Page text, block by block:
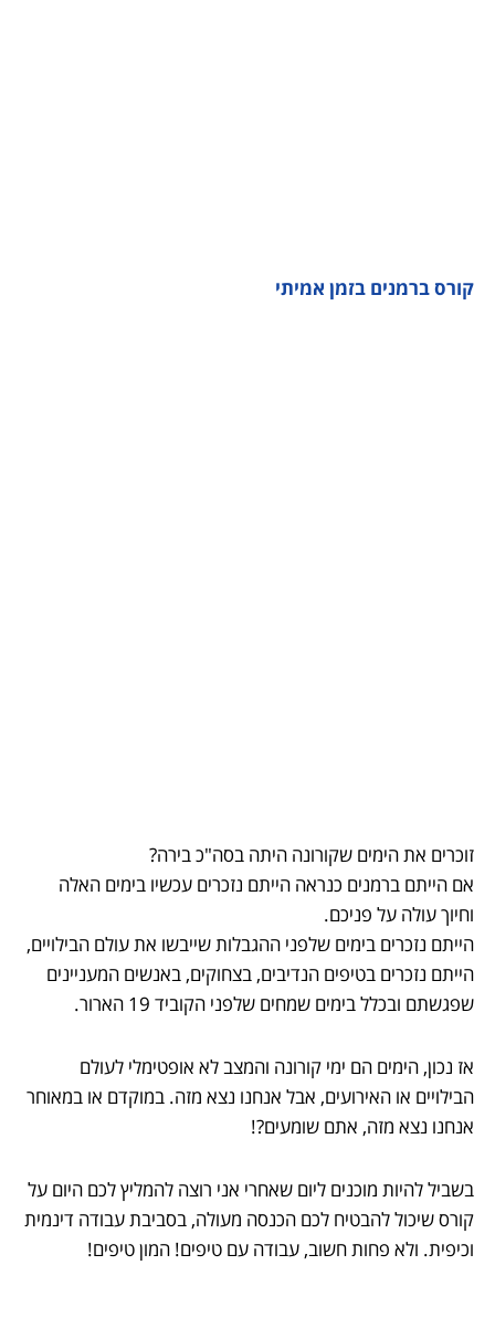
קורס ברמנים בזמן אמיתי
זוכרים את הימים שקורונה היתה בסה"כ בירה?
אם הייתם ברמנים כנראה הייתם נזכרים עכשיו בימים האלה
וחיוך עולה על פניכם.
הייתם נזכרים בימים שלפני ההגבלות שייבשו את עולם הבילויים,
הייתם נזכרים בטיפים הנדיבים, בצחוקים, באנשים המעניינים
שפגשתם ובכלל בימים שמחים שלפני הקוביד 19 הארור.
אז נכון, הימים הם ימי קורונה והמצב לא אופטימלי לעולם
הבילויים או האירועים, אבל אנחנו נצא מזה. במוקדם או במאוחר
אנחנו נצא מזה, אתם שומעים?!
בשביל להיות מוכנים ליום שאחרי אני רוצה להמליץ לכם היום על
קורס שיכול להבטיח לכם הכנסה מעולה, בסביבת עבודה דינמית
וכיפית. ולא פחות חשוב, עבודה עם טיפים! המון טיפים!